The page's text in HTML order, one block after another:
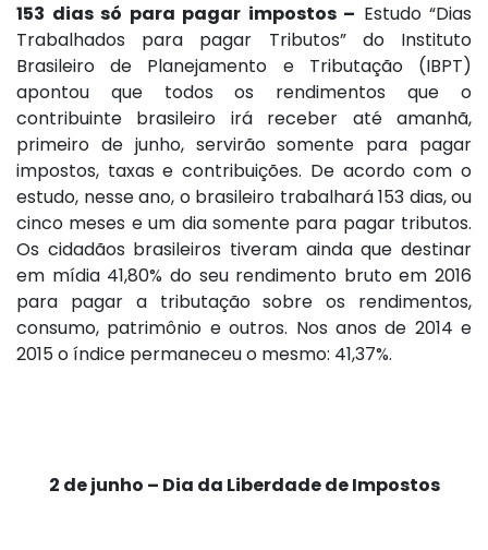
153 dias só para pagar impostos – Estudo “Dias
Trabalhados para pagar Tributos” do Instituto
Brasileiro de Planejamento e Tributação (IBPT)
apontou que todos os rendimentos que o
contribuinte brasileiro irá receber até amanhã,
primeiro de junho, servirão somente para pagar
impostos, taxas e contribuições. De acordo com o
estudo, nesse ano, o brasileiro trabalhará 153 dias, ou
cinco meses e um dia somente para pagar tributos.
Os cidadãos brasileiros tiveram ainda que destinar
em mídia 41,80% do seu rendimento bruto em 2016
para pagar a tributação sobre os rendimentos,
consumo, patrimônio e outros. Nos anos de 2014 e
2015 o índice permaneceu o mesmo: 41,37%.
2 de junho – Dia da Liberdade de Impostos